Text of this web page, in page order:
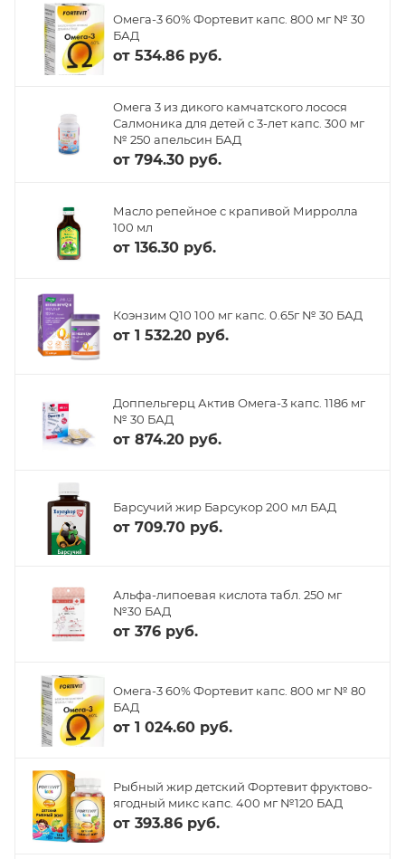
Омега-3 60% Фортевит капс. 800 мг № 30
БАД
от 534.86 руб.
Омега 3 из дикого камчатского лосося
Салмоника для детей с 3-лет капс. 300 мг
№ 250 апельсин БАД
от 794.30 руб.
Масло репейное с крапивой Мирролла
100 мл
от 136.30 руб.
Коэнзим Q10 100 мг капс. 0.65г № 30 БАД
от 1 532.20 руб.
Доппельгерц Актив Омега-3 капс. 1186 мг
№ 30 БАД
от 874.20 руб.
Барсучий жир Барсукор 200 мл БАД
от 709.70 руб.
Альфа-липоевая кислота табл. 250 мг
№30 БАД
от 376 руб.
Омега-3 60% Фортевит капс. 800 мг № 80
БАД
от 1 024.60 руб.
Рыбный жир детский Фортевит фруктово-
ягодный микс капс. 400 мг №120 БАД
от 393.86 руб.